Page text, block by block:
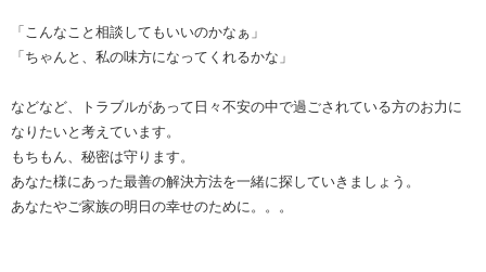
「こんなこと相談してもいいのかなぁ」
「ちゃんと、私の味方になってくれるかな」
などなど、トラブルがあって日々不安の中で過ごされている方のお力に
なりたいと考えています。
もちもん、秘密は守ります。
あなた様にあった最善の解決方法を一緒に探していきましょう。
あなたやご家族の明日の幸せのために。。。